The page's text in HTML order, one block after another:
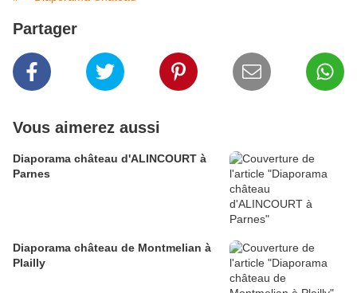
Partager
Vous aimerez aussi
Diaporama château d'ALINCOURT à
Parnes
Diaporama château de Montmelian à
Plailly